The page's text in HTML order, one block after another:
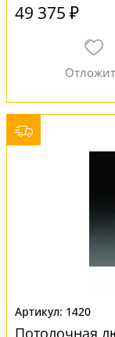
49 375 ₽
1420
Потолочная